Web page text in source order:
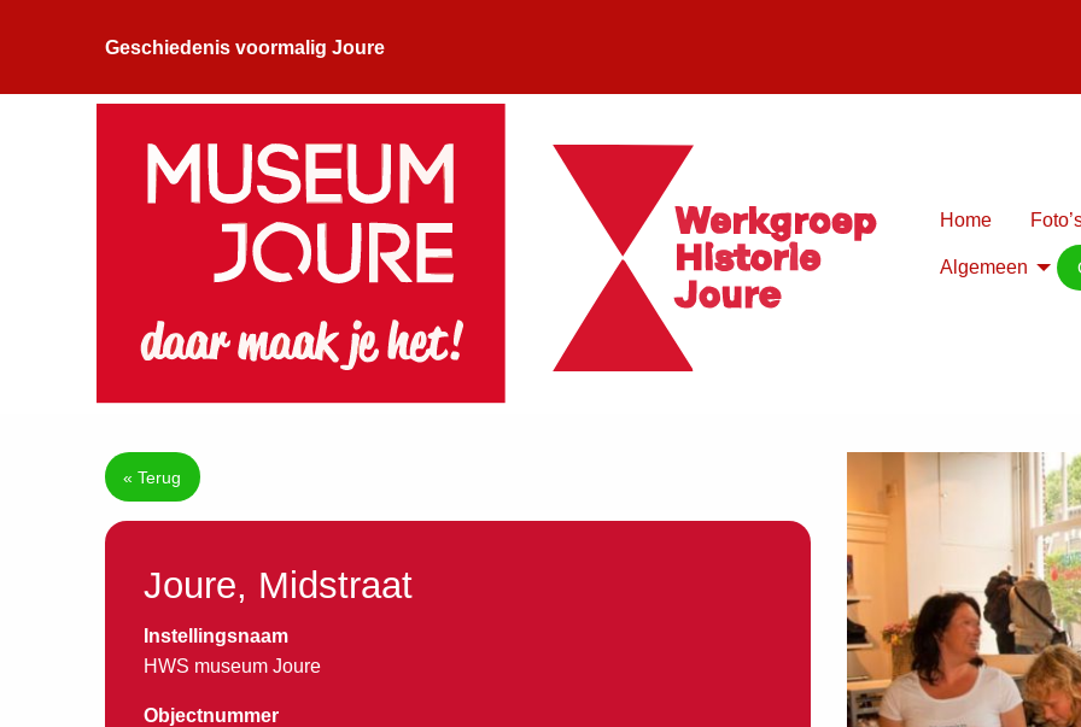
Geschiedenis voormalig Joure
Home
Algemeen
« Terug
Joure, Midstraat
Instellingsnaam
HWS museum Joure
Objectnummer